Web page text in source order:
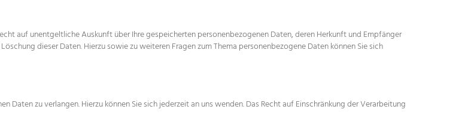
auf unentgeltliche Auskunft über Ihre gespeicherten personenbezogenen Daten, deren Herkunft und Empfänger
dieser Daten. Hierzu sowie zu weiteren Fragen zum Thema personenbezogene Daten können Sie sich
Daten zu verlangen. Hierzu können Sie sich jederzeit an uns wenden. Das Recht auf Einschränkung der Verarbeitung